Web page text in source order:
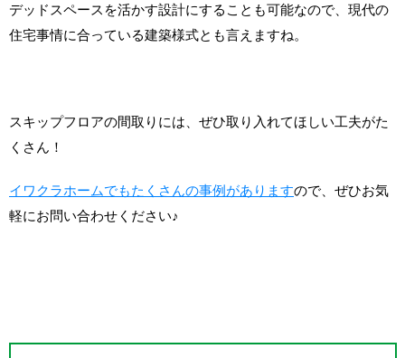
デッドスペースを活かす設計にすることも可能なので、現代の
住宅事情に合っている建築様式とも言えますね。
スキップフロアの間取りには、ぜひ取り入れてほしい工夫がた
くさん！
イワクラホームでもたくさんの事例がありますので、ぜひお気
軽にお問い合わせください♪